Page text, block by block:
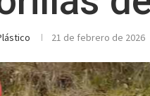
21 de febrero de 2026